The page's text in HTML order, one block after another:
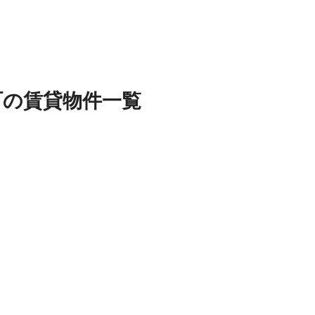
の賃貸物件一覧